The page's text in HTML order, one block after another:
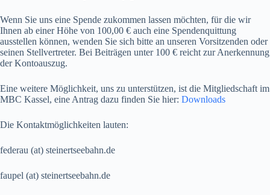
Wenn Sie uns eine Spende zukommen lassen möchten, für die wir
Ihnen ab einer Höhe von 100,00 € auch eine Spendenquittung
ausstellen können, wenden Sie sich bitte an unseren Vorsitzenden oder
seinen Stellvertreter. Bei Beiträgen unter 100 € reicht zur Anerkennung
der Kontoauszug.
Eine weitere Möglichkeit, uns zu unterstützen, ist die Mitgliedschaft im
MBC Kassel, eine Antrag dazu finden Sie hier: Downloads
Die Kontaktmöglichkeiten lauten:
federau (at) steinertseebahn.de
faupel (at) steinertseebahn.de